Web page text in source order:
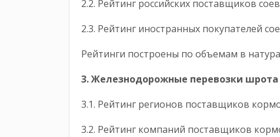
2.2. Рейтинг российских поставщиков
2.3. Рейтинг иностранных покупателей
Рейтинги построены по объемам в
3. Железнодорожные перевозки шрота
3.1. Рейтинг регионов поставщиков
3.2. Рейтинг компаний поставщиков